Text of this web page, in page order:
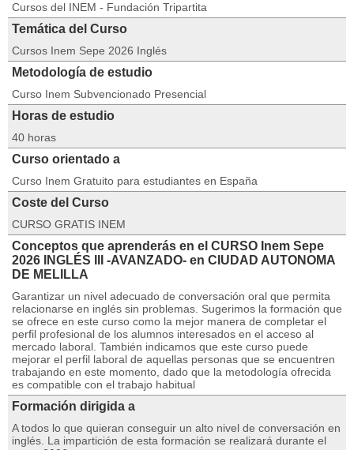
Cursos del INEM - Fundación Tripartita
Temática del Curso
Cursos Inem Sepe 2026 Inglés
Metodología de estudio
Curso Inem Subvencionado Presencial
Horas de estudio
40 horas
Curso orientado a
Curso Inem Gratuito para estudiantes en España
Coste del Curso
CURSO GRATIS INEM
Conceptos que aprenderás en el CURSO Inem Sepe
2026 INGLÉS III -AVANZADO- en CIUDAD AUTONOMA
DE MELILLA
Garantizar un nivel adecuado de conversación oral que permita
relacionarse en inglés sin problemas. Sugerimos la formación que
se ofrece en este curso como la mejor manera de completar el
perfil profesional de los alumnos interesados en el acceso al
mercado laboral. También indicamos que este curso puede
mejorar el perfil laboral de aquellas personas que se encuentren
trabajando en este momento, dado que la metodología ofrecida
es compatible con el trabajo habitual
Formación dirigida a
A todos lo que quieran conseguir un alto nivel de conversación en
inglés. La impartición de esta formación se realizará durante el